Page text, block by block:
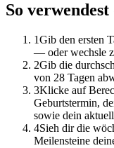
So
1Gib den ersten
— oder wechsle
2Gib die
von 28 Tagen
3Klicke auf
Geburtstermin,
sowie dein
4Sieh dir die
Meilensteine